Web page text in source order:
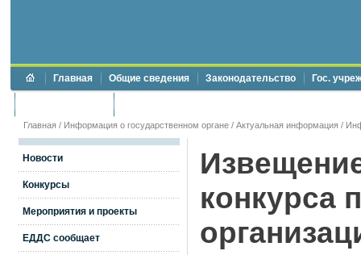
Главная Общие сведения Законодательство Гос.
Главная / Информация о государственном органе / Актуальная информация /
Новости
Конкурсы
Мероприятия и проекты
ЕДДС сообщает
конкурса